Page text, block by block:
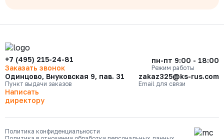
+7 (495) 215-24-81
Заказать звонок
пн-пт 9:00 - 18:00
Режим работы
Одинцово, Внуковская 9, пав. 31
Пункт выдачи заказов
zakaz325@ks-rus.com
Email для связи
Написать
директору
Политика конфиденциальности